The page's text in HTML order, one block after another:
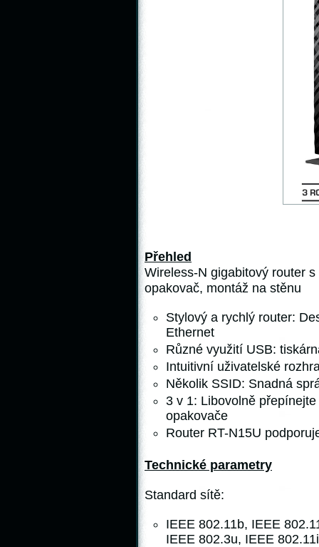
Přehled
Wireless-N gigabitový router
opakovač, montáž na stěnu
Stylový a rychlý router:
Ethernet
Různé využití USB:
Intuitivní uživatelské
Několik SSID: Snadná
3 v 1: Libovolně
opakovače
Router RT-N15U
Technické parametry
Standard sítě:
IEEE 802.11b, IEEE
IEEE 802.3u, IEEE